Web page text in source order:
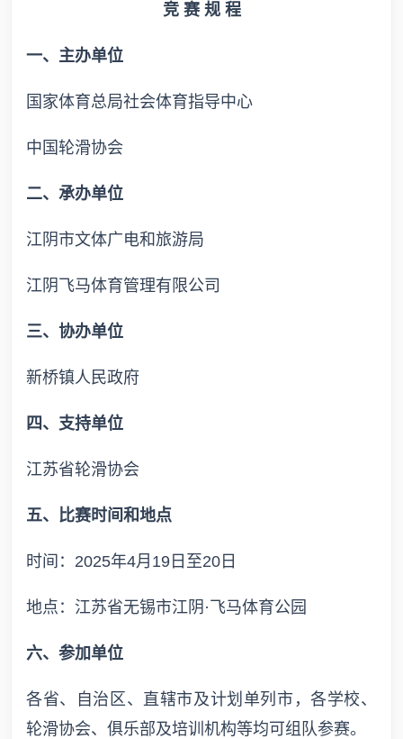
竞 赛 规 程
一、主办单位
国家体育总局社会体育指导中心
中国轮滑协会
二、承办单位
江阴市文体广电和旅游局
江阴飞马体育管理有限公司
三、协办单位
新桥镇人民政府
四、支持单位
江苏省轮滑协会
五、比赛时间和地点
时间：2025年4月19日至20日
地点：江苏省无锡市江阴·飞马体育公园
六、参加单位
各省、自治区、直辖市及计划单列市，各学校、
轮滑协会、俱乐部及培训机构等均可组队参赛。